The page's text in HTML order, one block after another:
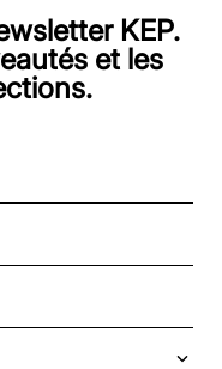
KEP.
et les